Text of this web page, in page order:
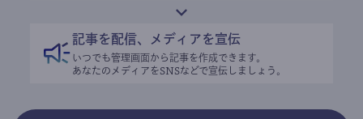
記事を配信、メディアを宣伝
いつでも管理画面から記事を作成できます。
あなたのメディアをSNSなどで宣伝しましょう。